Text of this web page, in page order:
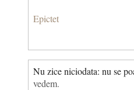
Epictet
Nu zice niciodata: nu se
vedem.